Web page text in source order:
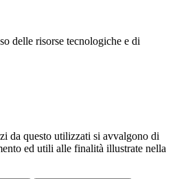
delle risorse tecnologiche e di
da questo utilizzati si avvalgono di
ed utili alle finalità illustrate nella